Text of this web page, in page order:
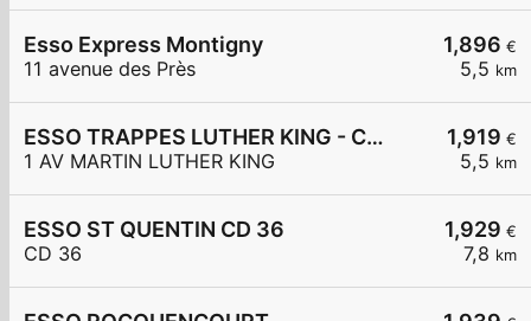
1,896 €
5,5 km
Esso Express Montigny
11 avenue des Près
1,919 €
5,5 km
ESSO TRAPPES LUTHER KING - CARREFOUR EXPRESS
1 AV MARTIN LUTHER KING
1,929 €
7,8 km
ESSO ST QUENTIN CD 36
CD 36